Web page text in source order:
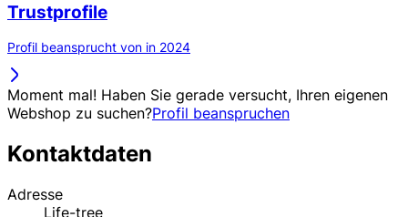
Trustprofile
Profil beansprucht von in 2024
Moment mal! Haben Sie gerade versucht, Ihren eigenen
Webshop zu suchen?Profil beanspruchen
Kontaktdaten
Adresse
Life-tree